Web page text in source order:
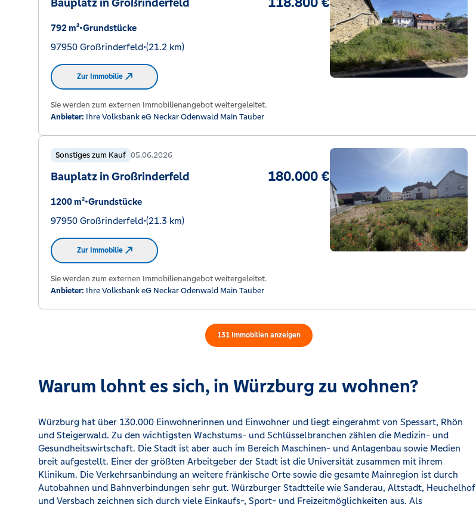
792 m²•Grundstücke
97950 Großrinderfeld•(21.2 km)
Zur Immobilie
Sie werden zum externen Immobilienangebot weitergeleitet.
Anbieter: Ihre Volksbank eG Neckar Odenwald Main Tauber
Sonstiges zum Kauf 05.06.2026
180.000 €
Bauplatz in Großrinderfeld
1200 m²•Grundstücke
97950 Großrinderfeld•(21.3 km)
Zur Immobilie
Sie werden zum externen Immobilienangebot weitergeleitet.
Anbieter: Ihre Volksbank eG Neckar Odenwald Main Tauber
131 Immobilienanzeigen
Warum lohnt es sich, in Würzburg zu wohnen?
Würzburg hat über 130.000 Einwohnerinnen und Einwohner und liegt eingerahmt von Spessart, Rhön
und Steigerwald. Zu den wichtigsten Wachstums- und Schlüsselbranchen zählen die Medizin- und
Gesundheitswirtschaft. Die Stadt ist aber auch im Bereich Maschinen- und Anlagenbau sowie Medien
breit aufgestellt. Einer der größten Arbeitgeber der Stadt ist die Universität zusammen mit ihrem
Klinikum. Die Verkehrsanbindung an weitere fränkische Orte sowie die gesamte Mainregion ist durch
Autobahnen und Bahnverbindungen sehr gut. Würzburger Stadtteile wie Sanderau, Altstadt, Heuchelhof
und Versbach zeichnen sich durch viele Einkaufs-, Sport- und Freizeitmöglichkeiten aus. Als